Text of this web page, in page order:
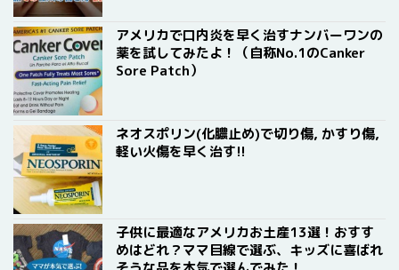
アメリカで口内炎を早く治すナンバーワンの
薬を試してみたよ！（自称No.1のCanker
Sore Patch）
ネオスポリン(化膿止め)で切り傷, かすり傷,
軽い火傷を早く治す!!
子供に最適なアメリカお土産13選！おすす
めはどれ？ママ目線で選ぶ、キッズに喜ばれ